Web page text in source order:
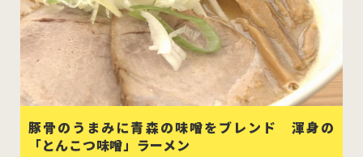
パスタ 寿司
豚骨のうまみに青森の味噌をブレンド 渾身の
「とんこつ味噌」ラーメン